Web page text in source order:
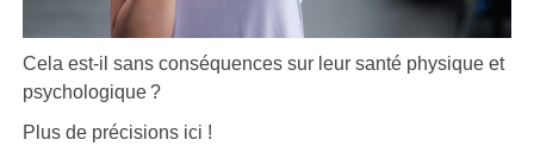
Cela est-il sans conséquences sur leur santé physique et
psychologique ?
Plus de précisions ici !